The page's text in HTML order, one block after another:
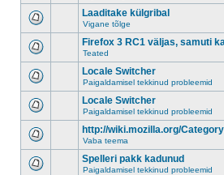
Laaditake külgribal
Vigane tõlge
Firefox 3 RC1 väljas, samuti
Teated
Locale Switcher
Paigaldamisel tekkinud probleemid
Locale Switcher
Paigaldamisel tekkinud probleemid
http://wiki.mozilla.org/
Vaba teema
Spelleri pakk kadunud
Paigaldamisel tekkinud probleemid